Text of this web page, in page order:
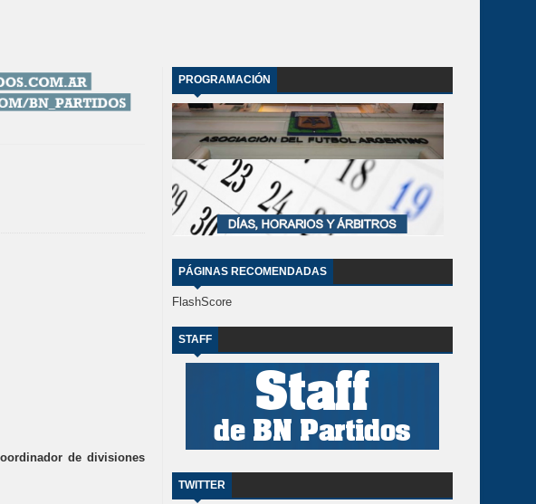
de divisiones
PROGRAMACIÓN
PÁGINAS RECOMENDADAS
FlashScore
STAFF
TWITTER